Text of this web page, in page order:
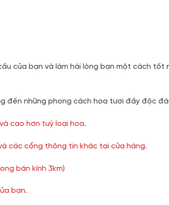
của bạn và làm hài lòng bạn một cách
đến những phong cách hoa tươi đầy độc
cao hơn tuỳ loại hoa.
các cổng thông tin khác tại cửa hàng.
bán kính 3km)
bạn.